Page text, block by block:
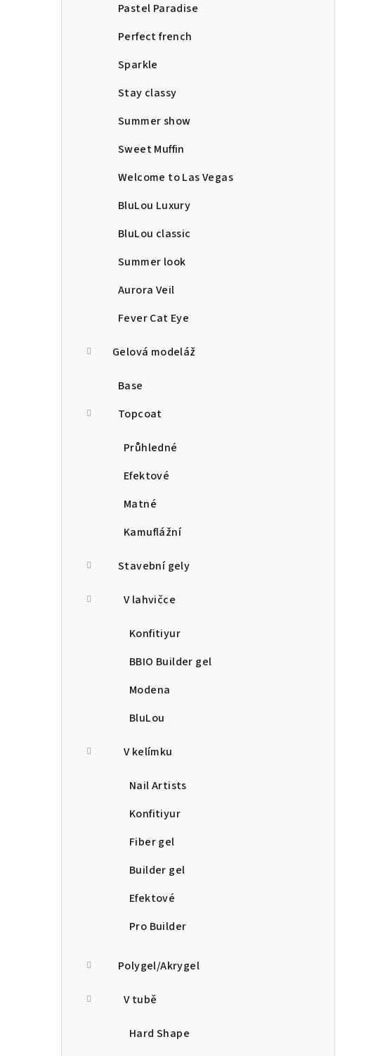
Pastel Paradise
Perfect french
Sparkle
Stay classy
Summer show
Sweet Muffin
Welcome to Las Vegas
BluLou Luxury
BluLou classic
Summer look
Aurora Veil
Fever Cat Eye
Gelová modeláž
Base
Topcoat
Průhledné
Efektové
Matné
Kamuflážní
Stavební gely
V lahvičce
Konfitiyur
BBIO Builder gel
Modena
BluLou
V kelímku
Nail Artists
Konfitiyur
Fiber gel
Builder gel
Efektové
Pro Builder
Polygel/Akrygel
V tubě
Hard Shape